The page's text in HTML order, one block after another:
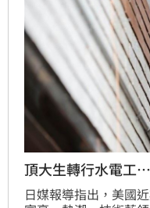
頂大生轉行水電工
日媒報導指出，美國